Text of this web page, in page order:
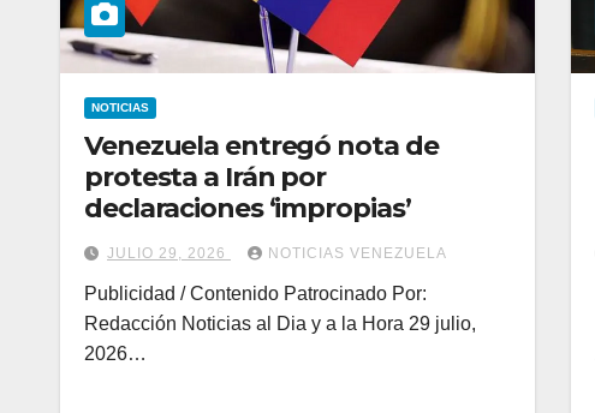
NOTICIAS
Venezuela entregó nota de
protesta a Irán por
declaraciones ‘impropias’
JULIO 29, 2026 NOTICIAS VENEZUELA
Publicidad / Contenido Patrocinado Por:
Redacción Noticias al Dia y a la Hora 29 julio,
2026…